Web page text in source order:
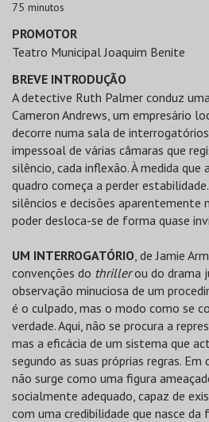
75 minutos
PROMOTOR
Teatro Municipal Joaquim Benite
BREVE INTRODUÇÃO
A detective Ruth Palmer conduz
Cameron Andrews, um empresário
decorre numa sala de
impessoal de várias câmaras que
silêncio, cada inflexão. À medida
quadro começa a perder
silêncios e decisões aparentemente
poder desloca-se de forma quase
UM INTERROGATÓRIO, de Jamie
convenções do thrillerou do drama
observação minuciosa de um
é o culpado, mas o modo como se
verdade. Aqui, não se procura a
mas a eficácia de um sistema que
segundo as suas próprias regras. Em
não surge como uma figura
socialmente adequado, capaz de
com uma credibilidade que nasce da